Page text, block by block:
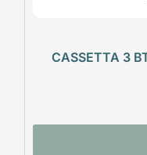
CASSETTA 3